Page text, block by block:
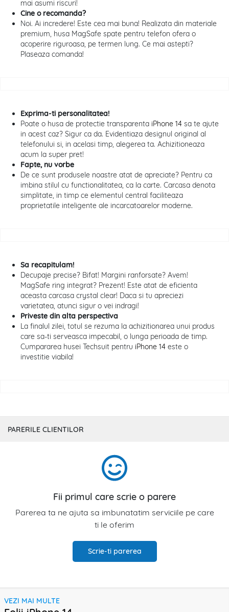
mai asumi riscuri!
Cine o recomanda?
Noi. Ai incredere! Este cea mai buna! Realizata din materiale
premium, husa MagSafe spate pentru telefon ofera o
acoperire riguroasa, pe termen lung. Ce mai astepti?
Plaseaza comanda!
Exprima-ti personalitatea!
Poate o husa de protectie transparenta iPhone 14 sa te ajute
in acest caz? Sigur ca da. Evidentiaza designul original al
telefonului si, in acelasi timp, alegerea ta. Achizitioneaza
acum la super pret!
Fapte, nu vorbe
De ce sunt produsele noastre atat de apreciate? Pentru ca
imbina stilul cu functionalitatea, ca la carte. Carcasa denota
simplitate, in timp ce elementul central faciliteaza
proprietatile inteligente ale incarcatoarelor moderne.
Sa recapitulam!
Decupaje precise? Bifat! Margini ranforsate? Avem!
MagSafe ring integrat? Prezent! Este atat de eficienta
aceasta carcasa crystal clear! Daca si tu apreciezi
varietatea, atunci sigur o vei indragi!
Priveste din alta perspectiva
La finalul zilei, totul se rezuma la achizitionarea unui produs
care sa-ti serveasca impecabil, o lunga perioada de timp.
Cumpararea husei Techsuit pentru iPhone 14 este o
investitie viabila!
PARERILE CLIENTILOR
Fii primul care scrie o parere
Parerea ta ne ajuta sa imbunatatim serviciile pe care
ti le oferim
Scrie-ti parerea
VEZI MAI MULTE